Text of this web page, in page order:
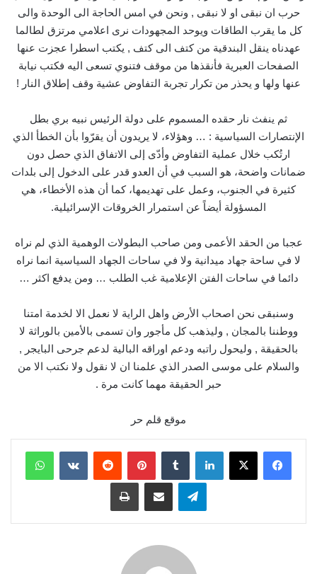
حرب ان نبقى او لا نبقى , ونحن في امس الحاجة الى الوحدة والى
كل ما يقرب الطاقات ويوحد المجهودات نرى اعلامي مرتزق لطالما
عهدناه ينقل البندقية من كتف الى كتف , يكتب اسطرا عجزت عنها
الصفحات العبرية فأنقذها من موقف فتنوي تسعى اليه فكتب نيابة
عنها ولها و يحذر من تكرار تجربة التفاوض عشية وقف إطلاق النار !
ثم ينفث نار حقده المسموم على دولة الرئيس نبيه بري بطل
الإنتصارات السياسية : … وهؤلاء، لا يريدون أن يقرّوا بأن الخطأ الذي
ارتُكب خلال عملية التفاوض وأدّى إلى الاتفاق الذي حصل دون
ضمانات واضحة، هو السبب في أن العدو قدر على الدخول إلى بلدات
كثيرة في الجنوب، وعمل على تهديمها، كما أن هذه الأخطاء، هي
المسؤولة أيضاً عن استمرار الخروقات الإسرائيلية.
عجبا من الحقد الأعمى ومن صاحب البطولات الوهمية الذي لم نراه
لا في ساحة جهاد ميدانية ولا في ساحات الجهاد السياسية انما نراه
دائما في ساحات الفتن الإعلامية غب الطلب … ومن يدفع اكثر …
وسنبقى نحن اصحاب الأرض واهل الراية لا نعمل الا لخدمة امتنا
ووطننا بالمجان , وليذهب كل مأجور وان تسمى بالأمين بالوراثة لا
بالحقيقة , وليحول راتبه ودعم اوراقه البالية لدعم جرحى البايجر ,
والسلام على موسى الصدر الذي علمنا ان لا نقول ولا نكتب الا من
حبر الحقيقة مهما كانت مرة .
موقع قلم حر
لينكدإن بينتيريست
تيلقرام مشاركة عبر البريد طباعة